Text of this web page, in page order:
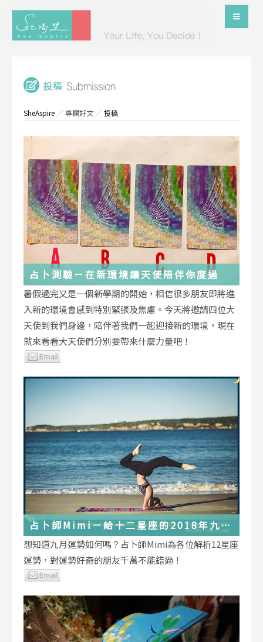
SheAspire ／專欄好文 ／投稿
占卜測驗－在新環境讓天使陪伴你度過
暑假過完又是一個新學期的開始，相信很多朋友即將進
入新的環境會感到特別緊張及焦慮。今天將邀請四位大
天使到我們身邊，陪伴著我們一起迎接新的環境，現在
就來看看大天使們分別要帶來什麼力量吧！
占卜師Mimi－給十二星座的2018年九月
運勢小叮嚀
想知道九月運勢如何嗎？占卜師Mimi為各位解析12星座
運勢，對運勢好奇的朋友千萬不能錯過！